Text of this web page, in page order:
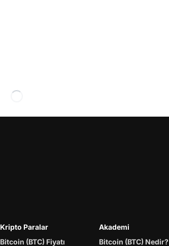
Kripto Paralar
Bitcoin (BTC) Fiyatı
Akademi
Bitcoin (BTC) Nedir?